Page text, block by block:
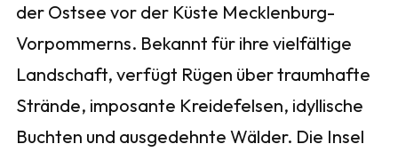
der Ostsee vor der Küste Mecklenburg-
Vorpommerns. Bekannt für ihre vielfältige
Landschaft, verfügt Rügen über traumhafte
Strände, imposante Kreidefelsen, idyllische
Buchten und ausgedehnte Wälder. Die Insel